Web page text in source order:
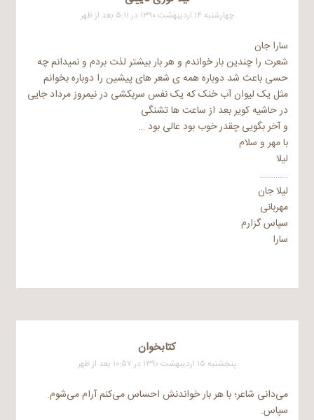
چهارشنبه ۱۴ اردیبهشت ۱۳۹۰ در ۵:۱۱ بعد از ظهر
سارا جان
شعرت را چندین بار خواندم و هر بار بیشتر لذت بردم و نمیدانم چه
حسی باعث شد دوباره همه ی شعر های پیشین را دوباره بخوانم
مثل یک لیوان آب خنک که یک نفس سربکشی در نیمروز مرداد جایی
در حاشیه کویر بعد از ساعت ها تشنگی
و آخر بگویی چقدر خوب بود عالی بود …
با مهر و سلام
لیلا
………….
لیلا جان
مهربانی
سپاس گزارم
سارا
کتابخوان
پنجشنبه ۱۵ اردیبهشت ۱۳۹۰ در ۱۰:۵۷ بعد از ظهر
می‌دانی شاعر؛ با هر بار خواندنش احساس می‌کنم آرام می‌شوم.
سپاس.